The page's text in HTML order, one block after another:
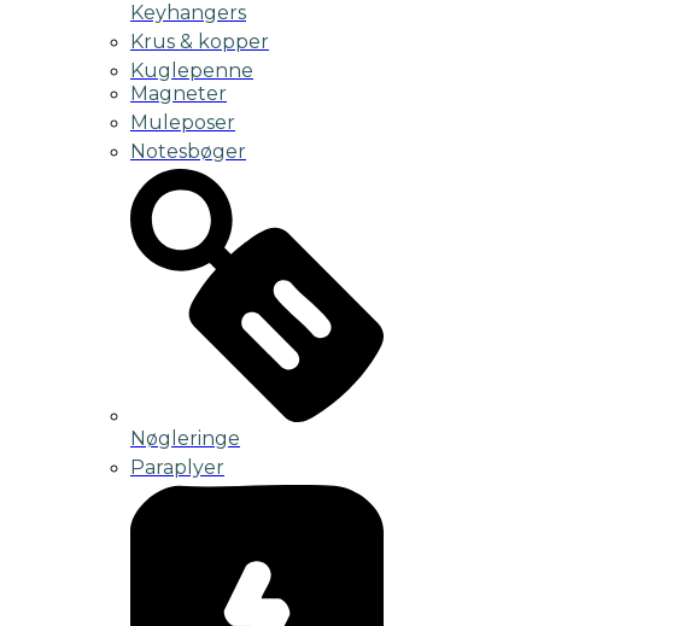
Keyhangers
Krus & kopper
Kuglepenne
Magneter
Muleposer
Notesbøger
Nøgleringe
Paraplyer